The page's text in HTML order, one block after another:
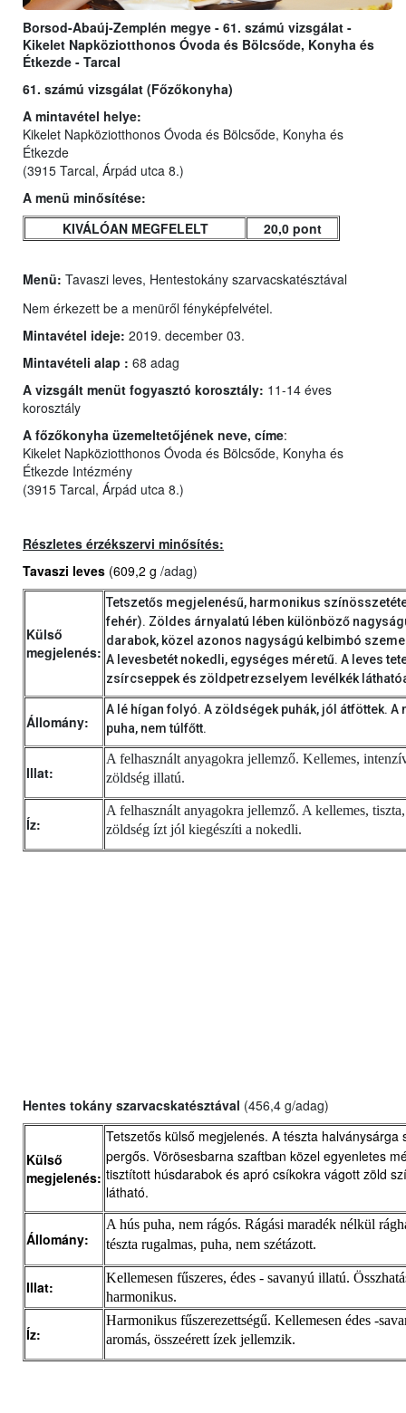
Borsod-Abaúj-Zemplén megye - 61. számú vizsgálat -
Kikelet Napköziotthonos Óvoda és Bölcsőde, Konyha és
Étkezde - Tarcal
61. számú vizsgálat (Főzőkonyha)
A mintavétel helye:
Kikelet Napköziotthonos Óvoda és Bölcsőde, Konyha és
Étkezde
(3915 Tarcal, Árpád utca 8.)
A menü minősítése:
KIVÁLÓAN MEGFELELT
20,0 pont
Menü: Tavaszi leves, Hentestokány szarvacskatésztával
Nem érkezett be a menüről fényképfelvétel.
Mintavétel ideje: 2019. december 03.
Mintavételi alap : 68 adag
A vizsgált menüt fogyasztó korosztály: 11-14 éves
korosztály
A főzőkonyha üzemeltetőjének neve, címe:
Kikelet Napköziotthonos Óvoda és Bölcsőde, Konyha és
Étkezde Intézmény
(3915 Tarcal, Árpád utca 8.)
Részletes érzékszervi minősítés:
Tavaszi leves (609,2 g /adag)
Külső
megjelenés:
Tetszetős megjelenésű, harmonikus
fehér). Zöldes árnyalatú lében különböző
darabok, közel azonos nagyságú kelbimbó
A levesbetét nokedli, egységes méretű. A leves
zsírcseppek és zöldpetrezselyem levélkék
Állomány:
A lé hígan folyó. A zöldségek puhák, jól átföttek. A
puha, nem túlfőtt.
Illat:
A felhasznált anyagokra jellemző. Kellemes,
zöldség illatú.
Íz:
A felhasznált anyagokra jellemző. A kellemes,
zöldség ízt jól kiegészíti a nokedli.
Hentes tokány szarvacskatésztával (456,4 g/adag)
Külső
megjelenés:
Tetszetős külső megjelenés. A tészta halványsárga
pergős. Vörösesbarna szaftban közel egyenletes
tisztított húsdarabok és apró csíkokra vágott zöld
látható.
Állomány:
A hús puha, nem rágós. Rágási maradék nélkül
tészta rugalmas, puha, nem szétázott.
Illat:
Kellemesen fűszeres, édes - savanyú illatú.
harmonikus.
Íz:
Harmonikus fűszerezettségű. Kellemesen édes -
aromás, összeérett ízek jellemzik.